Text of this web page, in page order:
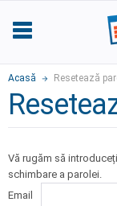
Acasă Resetează
Vă rugăm să
schimbare a parolei.
Email